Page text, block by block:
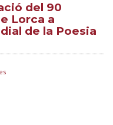
del 90
Lorca a
de la Poesia